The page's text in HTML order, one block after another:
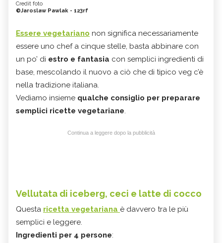
Credit foto
©Jaroslaw Pawlak - 123rf
Essere vegetariano non significa necessariamente
essere uno chef a cinque stelle, basta abbinare con
un po’ di estro e fantasia con semplici ingredienti di
base, mescolando il nuovo a ciò che di tipico veg c’è
nella tradizione italiana.
Vediamo insieme qualche consiglio per preparare
semplici ricette vegetariane.
Continua a leggere dopo la pubblicità
Vellutata di iceberg, ceci e latte di cocco
Questa ricetta vegetariana è davvero tra le più
semplici e leggere.
Ingredienti per 4 persone: